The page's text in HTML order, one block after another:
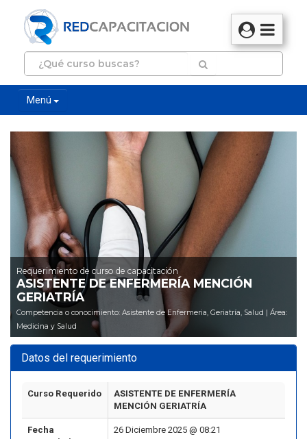
Menú
Requerimiento de curso de capacitación
ASISTENTE DE ENFERMERÍA MENCIÓN
GERIATRÍA
Competencia o conocimiento: Asistente de Enfermeria, Geriatría, Salud | Área:
Medicina y Salud
Datos del requerimiento
Curso Requerido
ASISTENTE DE ENFERMERÍA
MENCIÓN GERIATRÍA
Fecha
26 Diciembre 2025 @ 08:21